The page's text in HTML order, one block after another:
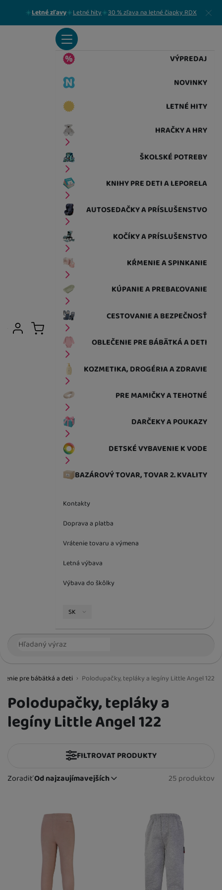
Letné zľavy Letné hity 30 % zľava na letné čiapky RDX Zavrieť
VÝPREDAJ
NOVINKY
LETNÉ HITY
HRAČKY A HRY
ŠKOLSKÉ POTREBY
KNIHY PRE DETI A LEPORELA
AUTOSEDAČKY A PRÍSLUŠENSTVO
KOČÍKY A PRÍSLUŠENSTVO
KŔMENIE A SPINKANIE
KÚPANIE A PREBAĽOVANIE
CESTOVANIE A BEZPEČNOSŤ
OBLEČENIE PRE BÁBÄTKÁ A DETI
KOZMETIKA, DROGÉRIA A ZDRAVIE
PRE MAMIČKY A TEHOTNÉ
DARČEKY A POUKAZY
DETSKÉ VYBAVENIE K VODE
BAZÁROVÝ TOVAR, TOVAR 2. KVALITY
Kontakty
Doprava a platba
Vrátenie tovaru a výmena
Letná výbava
Výbava do škôlky
Jazyková verzia
SK
Vyhľadávanie
Užívateľská sekcia
Prihlásiť sa
Košík
pre bábätká a deti Polodupačky, tepláky a legíny Little Angel 122
Polodupačky, tepláky a
legíny Little Angel 122
ZoradiťOd najzaujímavejších
Najviac zlacnené
Od najpredávanejších
Od najzaujímavejších 25 produktov
FILTROVAT PRODUKTY
Cena(€)
červenábiela hnedášedá čierna
Dostupnost
Skladom )
K dispozícii
Novinka )
Produkty